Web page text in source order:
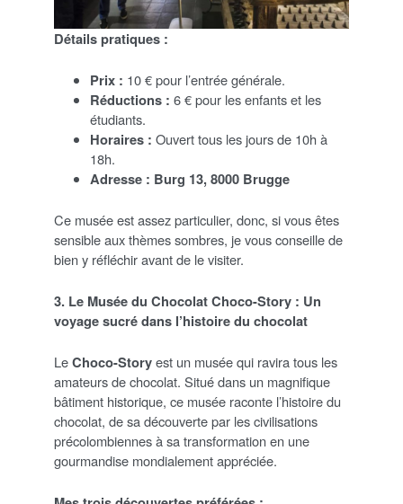
Détails pratiques :
Prix : 10 € pour l’entrée générale.
Réductions : 6 € pour les enfants et les
étudiants.
Horaires : Ouvert tous les jours de 10h à
18h.
Adresse : Burg 13, 8000 Brugge
Ce musée est assez particulier, donc, si vous êtes
sensible aux thèmes sombres, je vous conseille de
bien y réfléchir avant de le visiter.
3. Le Musée du Chocolat Choco-Story : Un
voyage sucré dans l’histoire du chocolat
LeChoco-Storyest un musée qui ravira tous les
amateurs de chocolat. Situé dans un magnifique
bâtiment historique, ce musée raconte l’histoire du
chocolat, de sa découverte par les civilisations
précolombiennes à sa transformation en une
gourmandise mondialement appréciée.